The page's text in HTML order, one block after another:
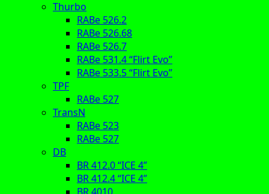
Thurbo
RABe 526.2
RABe 526.68
RABe 526.7
RABe 531.4 “Flirt Evo”
RABe 533.5 “Flirt Evo”
TPF
RABe 527
TransN
RABe 523
RABe 527
DB
BR 412.0 “ICE 4”
BR 412.4 “ICE 4”